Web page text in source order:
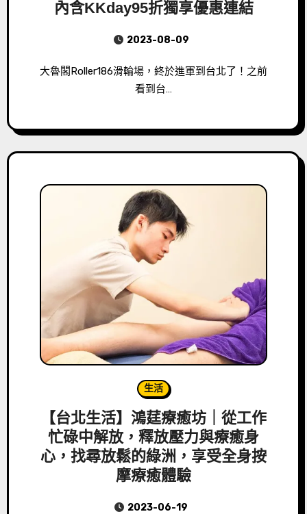
內含KKday95折獨享優惠連結
2023-08-09
大魯閣Roller186滑輪場，終於進軍到台北了！之前
看到台…
生活
【台北生活】鴻莛療癒坊｜從工作
忙碌中解放，釋放壓力與療癒身
心，找尋放鬆的綠洲，享受全身按
摩療癒體驗
2023-06-19